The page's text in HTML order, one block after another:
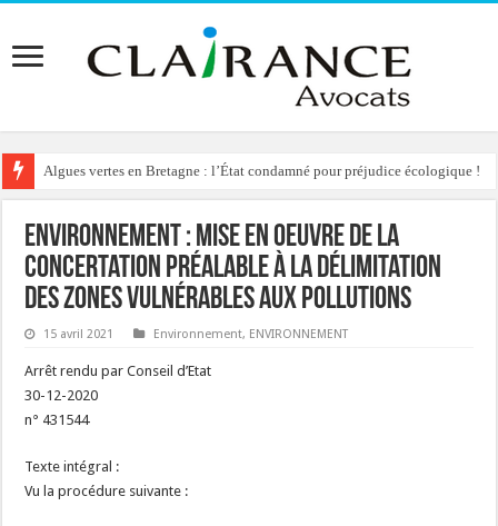
Algues vertes en Bretagne : l’État condamné pour préjudice écologique !
Environnement : mise en oeuvre de la
concertation préalable à la délimitation
des zones vulnérables aux pollutions
15 avril 2021 Environnement, ENVIRONNEMENT
Arrêt rendu par Conseil d’Etat
30-12-2020
n° 431544
Texte intégral :
Vu la procédure suivante :